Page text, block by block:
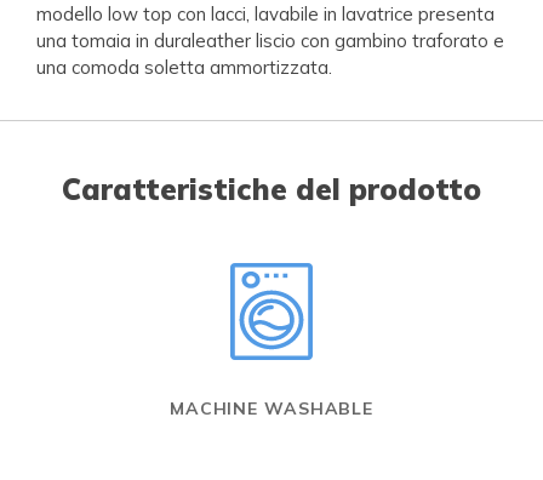
modello low top con lacci, lavabile in lavatrice presenta
una tomaia in duraleather liscio con gambino traforato e
una comoda soletta ammortizzata.
Caratteristiche del prodotto
MACHINE WASHABLE